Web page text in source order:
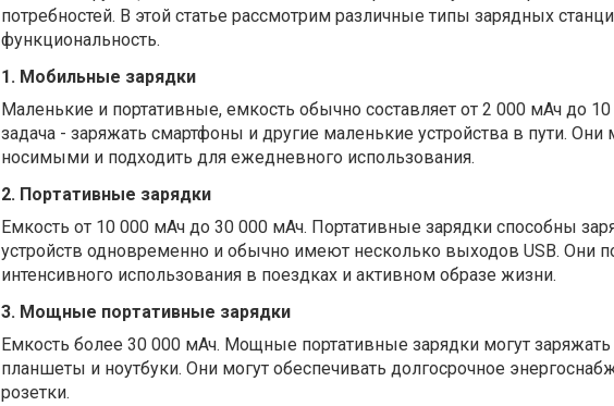
потребностей. В этой статье рассмотрим различные типы зарядных
функциональность.
1. Мобильные зарядки
Маленькие и портативные, емкость обычно составляет от 2 000 мАч до
задача - заряжать смартфоны и другие маленькие устройства в пути. Они
носимыми и подходить для ежедневного использования.
2. Портативные зарядки
Емкость от 10 000 мАч до 30 000 мАч. Портативные зарядки способны
устройств одновременно и обычно имеют несколько выходов USB. Они
интенсивного использования в поездках и активном образе жизни.
3. Мощные портативные зарядки
Емкость более 30 000 мАч. Мощные портативные зарядки могут
планшеты и ноутбуки. Они могут обеспечивать долгосрочное
розетки.